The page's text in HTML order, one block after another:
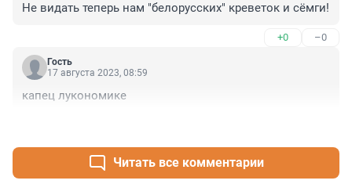
Не видать теперь нам "белорусских" креветок и сёмги!
+0 –0
Гость
17 августа 2023, 08:59
капец лукономике
Читать все комментарии